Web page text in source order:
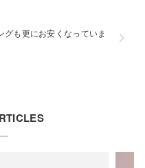
も更にお安くなっていま